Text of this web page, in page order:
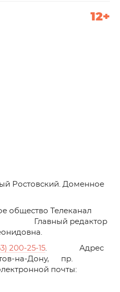
12+
Ростовский. Доменное
общество Телеканал
Главный редактор
200-25-15. Адрес
на-Дону, пр.
почты: